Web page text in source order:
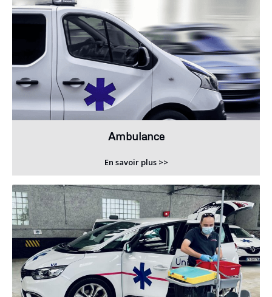
Ambulance
En savoir plus >>